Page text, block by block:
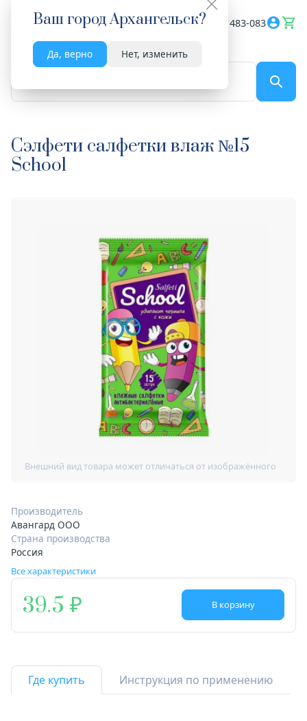
Ваш городАрхангельск?
Да, верно Нет, изменить
Весь сайт 8182 483-083
Сэлфети салфетки влаж №15
School
Производитель
Авангард ООО
Страна производства
Россия
Все характеристики
39.5 В корзину
Где купить Инструкция по применению